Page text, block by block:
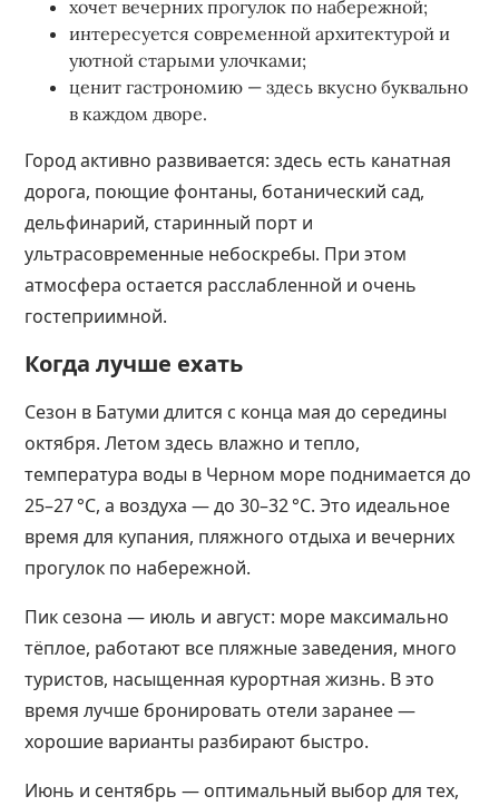
хочет вечерних прогулок по набережной;
интересуется современной архитектурой и
уютной старыми улочками;
ценит гастрономию — здесь вкусно буквально
в каждом дворе.
Город активно развивается: здесь есть канатная
дорога, поющие фонтаны, ботанический сад,
дельфинарий, старинный порт и
ультрасовременные небоскребы. При этом
атмосфера остается расслабленной и очень
гостеприимной.
Когда лучше ехать
Сезон в Батуми длится с конца мая до середины
октября. Летом здесь влажно и тепло,
температура воды в Черном море поднимается до
25–27 °C, а воздуха — до 30–32 °C. Это идеальное
время для купания, пляжного отдыха и вечерних
прогулок по набережной.
Пик сезона — июль и август: море максимально
тёплое, работают все пляжные заведения, много
туристов, насыщенная курортная жизнь. В это
время лучше бронировать отели заранее —
хорошие варианты разбирают быстро.
Июнь и сентябрь — оптимальный выбор для тех,